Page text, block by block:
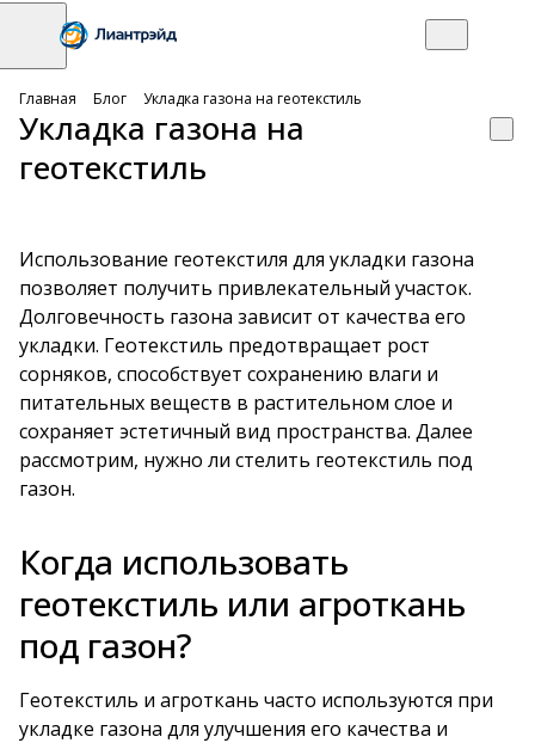
Главная Блог Укладка газона на геотекстиль
Укладка газона на
геотекстиль
Использование геотекстиля для укладки газона
позволяет получить привлекательный участок.
Долговечность газона зависит от качества его
укладки. Геотекстиль предотвращает рост
сорняков, способствует сохранению влаги и
питательных веществ в растительном слое и
сохраняет эстетичный вид пространства. Далее
рассмотрим, нужно ли стелить геотекстиль под
газон.
Когда использовать
геотекстиль или агроткань
под газон?
Геотекстиль и агроткань часто используются при
укладке газона для улучшения его качества и